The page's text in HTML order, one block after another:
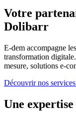
Votre
Dolibarr
E-dem accompagne
transformation
mesure, solutions e-
Découvrir nos services
Une